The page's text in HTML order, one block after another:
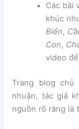
Các bài
khúc
Biển,
Con,
video
Trang blog
nhuận, tác giả
nguồn rõ ràng là